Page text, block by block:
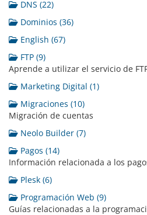
DNS (22)
Dominios (36)
English (67)
FTP (9)
Aprende a utilizar el servicio de
Marketing Digital (1)
Migraciones (10)
Migración de cuentas
Neolo Builder (7)
Pagos (14)
Información relacionada a los
Plesk (6)
Programación Web (9)
Guías relacionadas a la